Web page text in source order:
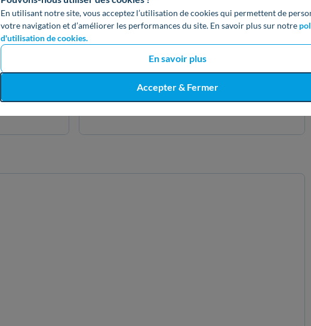
En utilisant notre site, vous acceptez l’utilisation de cookies qui permettent de
votre navigation et d’améliorer les performances du site. En savoir plus sur notre
d'utilisation de cookies.
En savoir plus
Accepter & Fermer
Adresse email (cachée)